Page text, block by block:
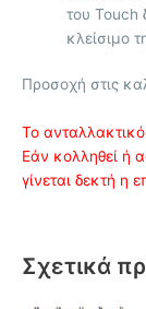
του Touch
κλείσιμο
Προσοχή στις
Το
Εάν κολληθεί ή
γίνεται δεκτή η
Σχετικά